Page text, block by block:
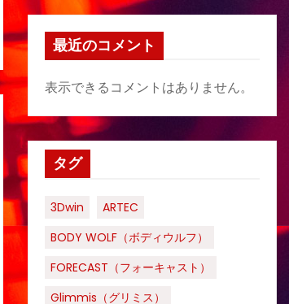
最近のコメント
表示できるコメントはありません。
タグ
3Dwin
ARTEC
BODY WOLF（ボディウルフ）
FORECAST（フォーキャスト）
Glimmis（グリミス）